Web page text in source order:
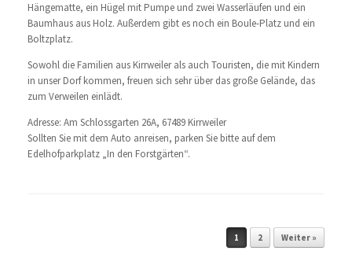
Hängematte, ein Hügel mit Pumpe und zwei Wasserläufen und ein
Baumhaus aus Holz. Außerdem gibt es noch ein Boule-Platz und ein
Boltzplatz.
Sowohl die Familien aus Kirrweiler als auch Touristen, die mit Kindern
in unser Dorf kommen, freuen sich sehr über das große Gelände, das
zum Verweilen einlädt.
Adresse: Am Schlossgarten 26A, 67489 Kirrweiler
Sollten Sie mit dem Auto anreisen, parken Sie bitte auf dem
Edelhofparkplatz „In den Forstgärten“.
1 2 Weiter »